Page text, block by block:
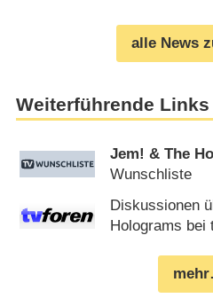
alle News
Weiterführende Links
Jem! & The
Wunschliste
Diskussionen
Holograms bei